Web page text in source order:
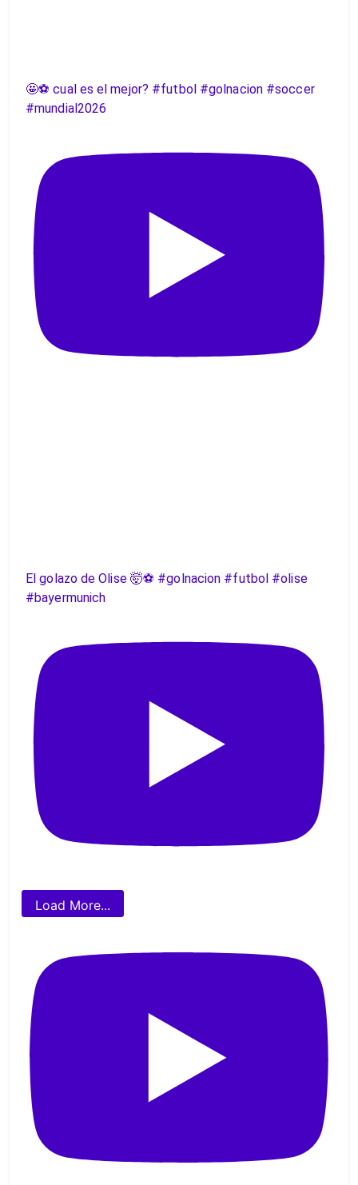
🤩⚽️ cual es el mejor? #futbol #golnacion #soccer
#mundial2026
El golazo de Olise 🤯⚽️ #golnacion #futbol #olise
#bayermunich
Load More...